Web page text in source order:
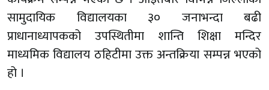
सामुदायिक विद्यालयका ३० जनाभन्दा बढी
प्राधानाध्यापकको उपस्थितीमा शान्ति शिक्षा मन्दिर
माध्यमिक विद्यालय ठहिटीमा उक्त अन्तक्रिया सम्पन्न भएको
हो ।